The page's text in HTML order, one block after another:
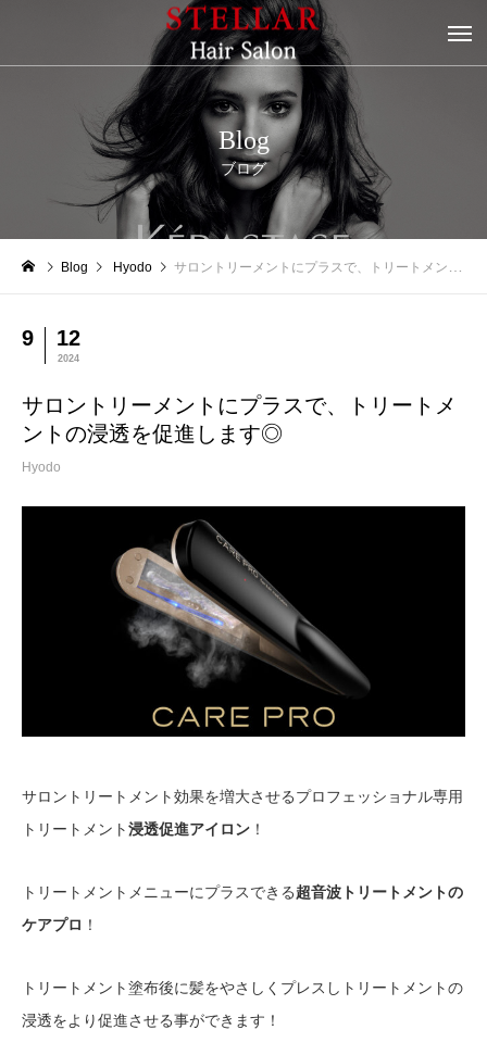
Blog
ブログ
Blog Hyodo サロントリーメントにプラスで、トリートメントの浸透を促進します◎
9 12
2024
サロントリーメントにプラスで、トリートメ
ントの浸透を促進します◎
Hyodo
サロントリートメント効果を増大させるプロフェッショナル専用
トリートメント浸透促進アイロン ！
トリートメントメニューにプラスできる超音波トリートメントの
ケアプロ ！
トリートメント塗布後に髪をやさしくプレスしトリートメントの
浸透をより促進させる事ができます！